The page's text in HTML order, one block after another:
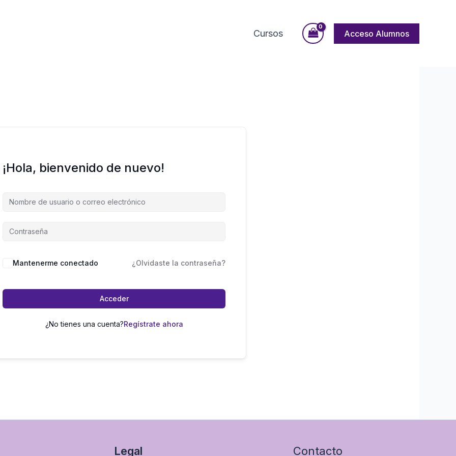
Cursos Acceso Alumnos
¡Hola, bienvenido de nuevo!
Mantenerme conectado ¿Olvidaste la contraseña?
Acceder
¿No tienes una cuenta?Regístrate ahora
Legal Contacto